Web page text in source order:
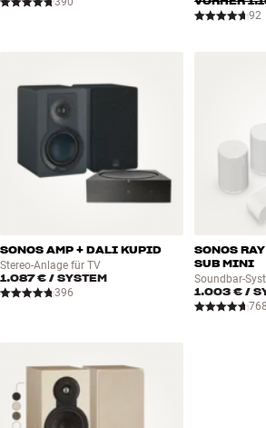
92
SONOS AMP + DALI KUPID
Stereo-Anlage für TV
1.087 € / SYSTEM
396
SONOS
SUB MINI
Soundbar-
1.003 € /
768